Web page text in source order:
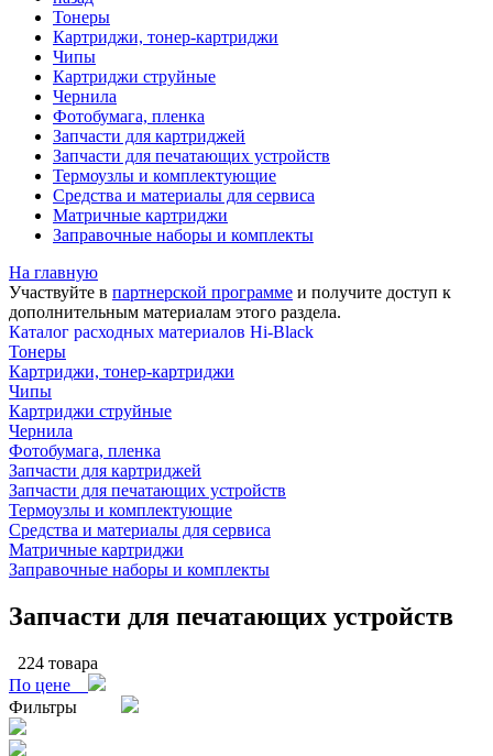
Тонеры
Картриджи, тонер-картриджи
Чипы
Картриджи струйные
Чернила
Фотобумага, пленка
Запчасти для картриджей
Запчасти для печатающих устройств
Термоузлы и комплектующие
Средства и материалы для сервиса
Матричные картриджи
Заправочные наборы и комплекты
На главную
Участвуйте в партнерской программе и получите доступ к
дополнительным материалам этого раздела.
Каталог расходных материалов Hi-Black
Тонеры
Картриджи, тонер-картриджи
Чипы
Картриджи струйные
Чернила
Фотобумага, пленка
Запчасти для картриджей
Запчасти для печатающих устройств
Термоузлы и комплектующие
Средства и материалы для сервиса
Матричные картриджи
Заправочные наборы и комплекты
Запчасти для печатающих устройств
224 товара
По цене
Фильтры